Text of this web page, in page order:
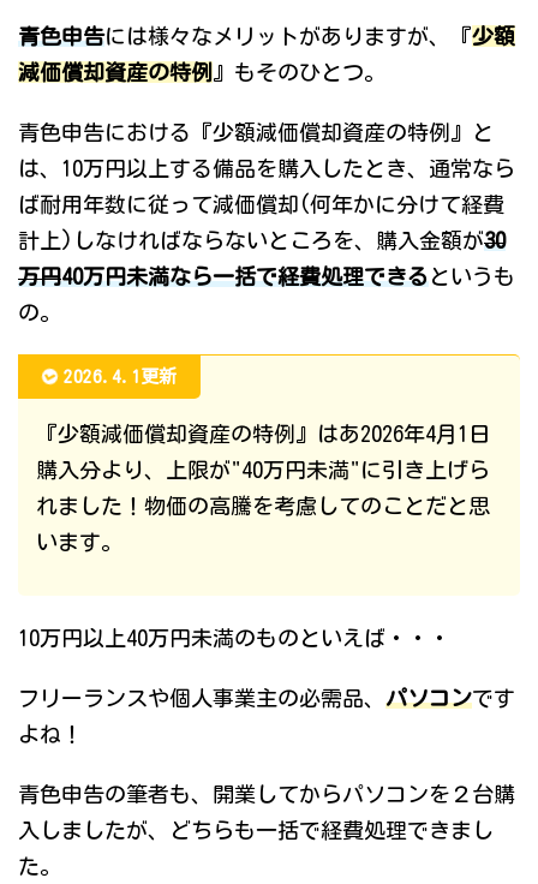
青色申告には様々なメリットがありますが、『少額
減価償却資産の特例 』もそのひとつ。
青色申告における『少額減価償却資産の特例』と
は、10万円以上する備品を購入したとき、通常なら
ば耐用年数に従って減価償却(何年かに分けて経費
計上)しなければならないところを、購入金額が30
万円40万円未満なら一括で経費処理できるというも
の。
2026.4.1更新
『少額減価償却資産の特例』はあ2026年4月1日
購入分より、上限が"40万円未満"に引き上げら
れました！物価の高騰を考慮してのことだと思
います。
10万円以上40万円未満のものといえば・・・
フリーランスや個人事業主の必需品、 パソコンです
よね！
青色申告の筆者も、開業してからパソコンを２台購
入しましたが、どちらも一括で経費処理できまし
た。